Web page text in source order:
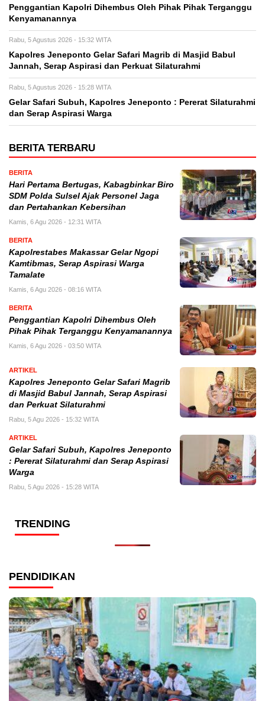
Penggantian Kapolri Dihembus Oleh Pihak Pihak Terganggu
Kenyamanannya
Rabu, 5 Agustus 2026 - 15:32 WITA
Kapolres Jeneponto Gelar Safari Magrib di Masjid Babul
Jannah, Serap Aspirasi dan Perkuat Silaturahmi
Rabu, 5 Agustus 2026 - 15:28 WITA
Gelar Safari Subuh, Kapolres Jeneponto : Pererat Silaturahmi
dan Serap Aspirasi Warga
BERITA TERBARU
BERITA
Hari Pertama Bertugas, Kabagbinkar Biro
SDM Polda Sulsel Ajak Personel Jaga
dan Pertahankan Kebersihan
Kamis, 6 Agu 2026 - 12:31 WITA
BERITA
Kapolrestabes Makassar Gelar Ngopi
Kamtibmas, Serap Aspirasi Warga
Tamalate
Kamis, 6 Agu 2026 - 08:16 WITA
BERITA
Penggantian Kapolri Dihembus Oleh
Pihak Pihak Terganggu Kenyamanannya
Kamis, 6 Agu 2026 - 03:50 WITA
ARTIKEL
Kapolres Jeneponto Gelar Safari Magrib
di Masjid Babul Jannah, Serap Aspirasi
dan Perkuat Silaturahmi
Rabu, 5 Agu 2026 - 15:32 WITA
ARTIKEL
Gelar Safari Subuh, Kapolres Jeneponto
: Pererat Silaturahmi dan Serap Aspirasi
Warga
Rabu, 5 Agu 2026 - 15:28 WITA
TRENDING
PENDIDIKAN